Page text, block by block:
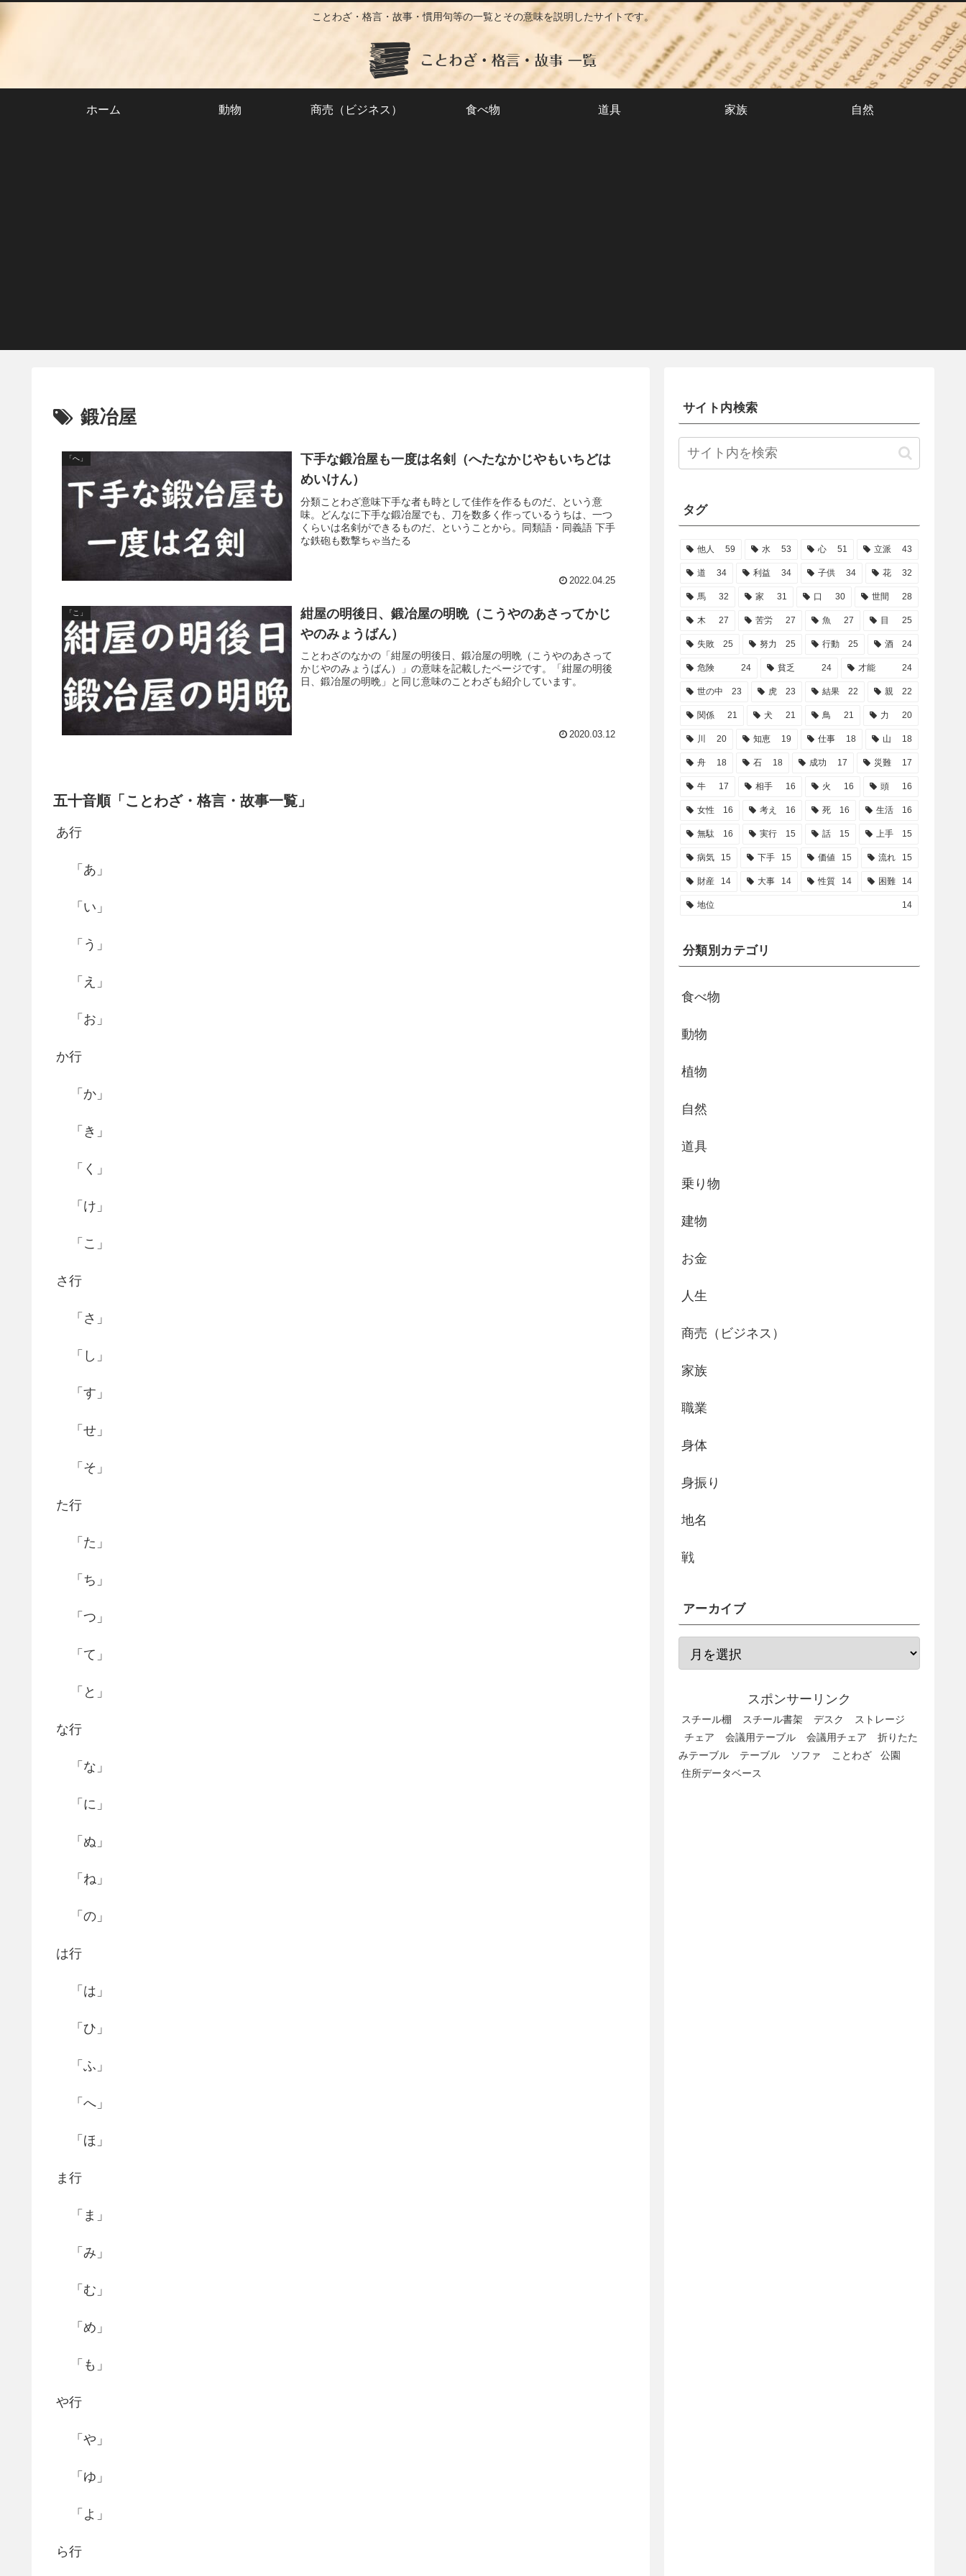
ことわざ・格言・故事・慣用句等の一覧とその意味を説明したサイトです。
ホーム 動物 商売（ビジネス） 食べ物 道具 家族 自然
鍛冶屋
「へ」
下手な鍛冶屋も一度は名剣（へたなかじやもいちどは
めいけん）
分類ことわざ意味下手な者も時として佳作を作るものだ、という意
味。どんなに下手な鍛冶屋でも、刀を数多く作っているうちは、一つ
くらいは名剣ができるものだ、ということから。同類語・同義語 下手
な鉄砲も数撃ちゃ当たる
2022.04.25
「こ」
紺屋の明後日、鍛冶屋の明晩（こうやのあさってかじ
やのみょうばん）
ことわざのなかの「紺屋の明後日、鍛冶屋の明晩（こうやのあさって
かじやのみょうばん）」の意味を記載したページです。「紺屋の明後
日、鍛冶屋の明晩」と同じ意味のことわざも紹介しています。
2020.03.12
五十音順「ことわざ・格言・故事一覧」
あ行
「あ」
「い」
「う」
「え」
「お」
か行
「か」
「き」
「く」
「け」
「こ」
さ行
「さ」
「し」
「す」
「せ」
「そ」
た行
「た」
「ち」
「つ」
「て」
「と」
な行
「な」
「に」
「ぬ」
「ね」
「の」
は行
「は」
「ひ」
「ふ」
「へ」
「ほ」
ま行
「ま」
「み」
「む」
「め」
「も」
や行
「や」
「ゆ」
「よ」
ら行
サイト内検索
タグ
他人 59 水 53 心 51 立派 43
道 34 利益 34 子供 34 花 32
馬 32 家 31 口 30 世間 28
木 27 苦労 27 魚 27 目 25
失敗 25 努力 25 行動 25 酒 24
危険 24 貧乏 24 才能 24
世の中 23 虎 23 結果 22 親 22
関係 21 犬 21 鳥 21 力 20
川 20 知恵 19 仕事 18 山 18
舟 18 石 18 成功 17 災難 17
牛 17 相手 16 火 16 頭 16
女性 16 考え 16 死 16 生活 16
無駄 16 実行 15 話 15 上手 15
病気 15 下手 15 価値 15 流れ 15
財産 14 大事 14 性質 14 困難 14
地位 14
分類別カテゴリ
食べ物
動物
植物
自然
道具
乗り物
建物
お金
人生
商売（ビジネス）
家族
職業
身体
身振り
地名
戦
アーカイブ
スポンサーリンク
スチール棚 スチール書架 デスク
ストレージ
チェア
会議用テーブル 会議用チェア
折りたた
みテーブル
テーブル ソファ ことわざ
公園
住所データベース